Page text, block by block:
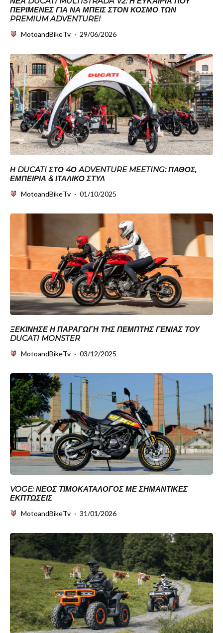
ΠΕΡΊΜΕΝΕΣ ΓΙΑ ΝΑ ΜΠΕΙΣ ΣΤΟΝ ΚΌΣΜΟ ΤΩΝ
PREMIUM ADVENTURE!
MotoandBikeTv · 29/06/2026
Η DUCATI ΣΤΟ 4Ο ADVENTURE MEETING: ΠΆΘΟΣ,
ΕΜΠΕΙΡΊΑ & ΙΤΑΛΙΚΌ ΣΤΥΛ
MotoandBikeTv · 01/10/2025
ΞΕΚΊΝΗΣΕ Η ΠΑΡΑΓΩΓΉ ΤΗΣ ΠΈΜΠΤΗΣ ΓΕΝΙΆΣ ΤΟΥ
DUCATI MONSTER
MotoandBikeTv · 03/12/2025
VOGE: ΝΈΟΣ ΤΙΜΟΚΑΤΆΛΟΓΟΣ ΜΕ ΣΗΜΑΝΤΙΚΈΣ
ΕΚΠΤΏΣΕΙΣ
MotoandBikeTv · 31/01/2026